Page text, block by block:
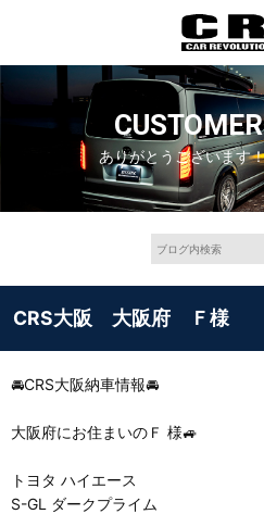
ありがとうございます
CRS大阪 大阪府 Ｆ様
🚘CRS大阪納車情報🚘
大阪府にお住まいのＦ 様🚙
トヨタ ハイエース
S-GL ダークプライム